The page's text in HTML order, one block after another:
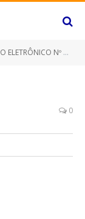
ESPECILIZADA NA PRESTAÇÃO DE SERVIÇOS DE LOCAÇÃO DE UMA UNIDADE MÓVEL DE ENSINO (LABORATÓRIO DE INFORMÁTICA – PROJETO CONCECT BUS))
0